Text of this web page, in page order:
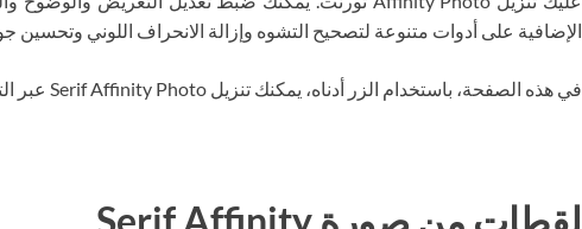
الإضافية على أدوات متنوعة لتصحيح التشوه وإزالة الانحراف اللوني وتحسين
في هذه الصفحة، باستخدام الزر أدناه، يمكنك تنزيل Serif Affinity Photo عبر التورنت مجانًا.